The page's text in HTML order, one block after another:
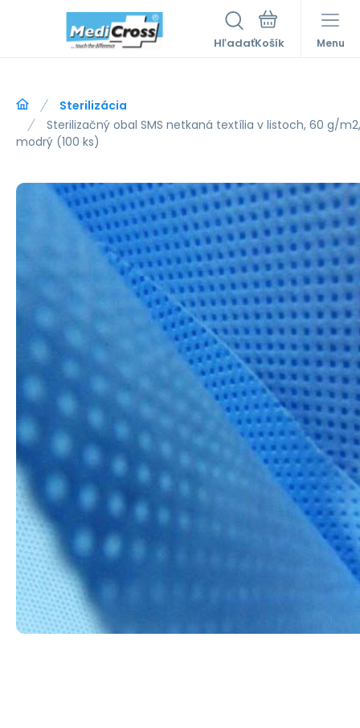
Hľadať Menu
Sterilizácia
Sterilizačný obal SMS netkaná textília v listoch, 60 g/
modrý (100 ks)